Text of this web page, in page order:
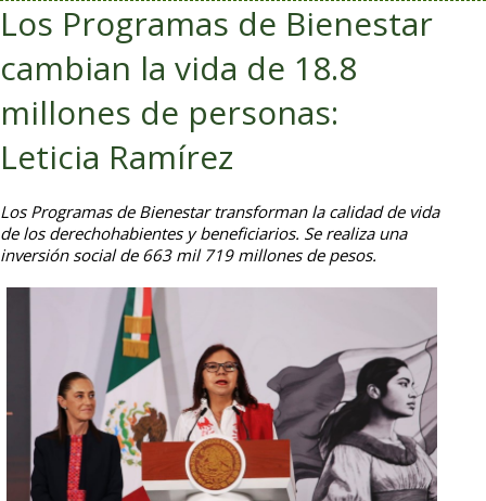
Los Programas de Bienestar
cambian la vida de 18.8
millones de personas:
Leticia Ramírez
Los Programas de Bienestar transforman la calidad de vida
de los derechohabientes y beneficiarios. Se realiza una
inversión social de 663 mil 719 millones de pesos.